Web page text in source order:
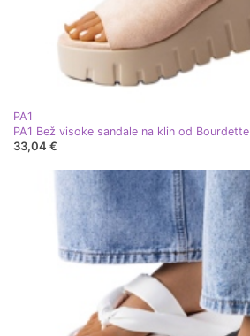
PA1
PA1 Bež visoke sandale na klin od Bourdette
33,04 €